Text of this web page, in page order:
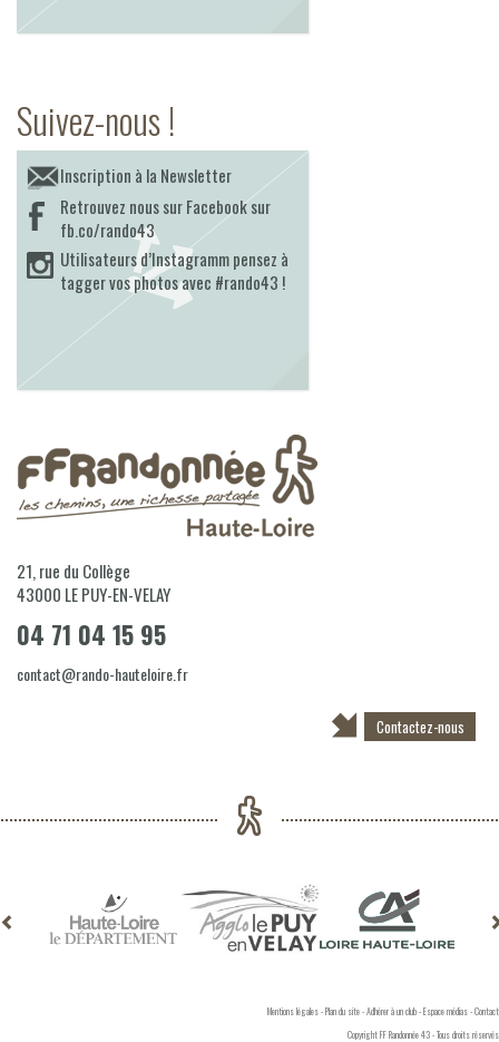
Suivez-nous !
Inscription à la Newsletter
Retrouvez nous sur Facebook sur
fb.co/rando43
Utilisateurs d’Instagramm pensez à
tagger vos photos avec #rando43 !
21, rue du Collège
43000 LE PUY-EN-VELAY
04 71 04 15 95
contact@rando-hauteloire.fr
Contactez-nous
Mentions légales-Plan du site-Adhérer à un club-Espace médias-Contact
Copyright FF Randonnée 43 - Tous droits réservés